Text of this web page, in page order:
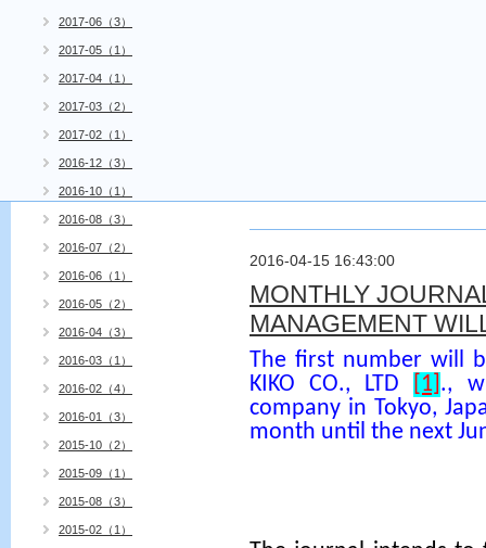
2016-04-15 16:43:00
MONTHLY
MANAGEMENT
The first number will
KIKO CO., LTD
[1] .,
company in Tokyo,
month until the next
2017-06（3）
2017-05（1）
2017-04（1）
2017-03（2）
2017-02（1）
2016-12（3）
2016-10（1）
2016-08（3）
2016-07（2）
2016-06（1）
2016-05（2）
2016-04（3）
2016-03（1）
2016-02（4）
2016-01（3）
2015-10（2）
2015-09（1）
2015-08（3）
2015-02（1）